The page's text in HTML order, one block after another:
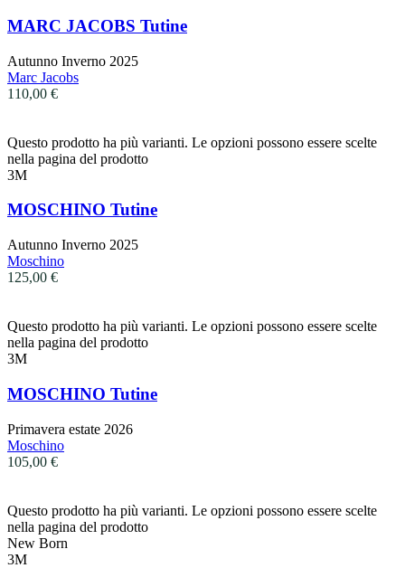
MARC JACOBS Tutine
Autunno Inverno 2025
Marc Jacobs
110,00 €
Questo prodotto ha più varianti. Le opzioni possono essere scelte
nella pagina del prodotto
3M
MOSCHINO Tutine
Autunno Inverno 2025
Moschino
125,00 €
Questo prodotto ha più varianti. Le opzioni possono essere scelte
nella pagina del prodotto
3M
MOSCHINO Tutine
Primavera estate 2026
Moschino
105,00 €
Questo prodotto ha più varianti. Le opzioni possono essere scelte
nella pagina del prodotto
New Born
3M